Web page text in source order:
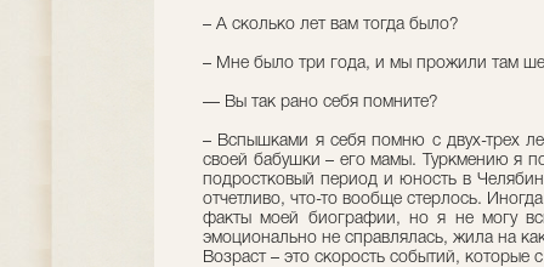
– А сколько лет вам тогда было?
– Мне было три года, и мы прожили там
–– Вы так рано себя помните?
– Вспышками я себя помню с двух-трех
своей бабушки – его мамы. Туркмению я
подростковый период и юность в
отчетливо, что-то вообще стерлось.
факты моей биографии, но я не могу
эмоционально не справлялась, жила на
Возраст – это скорость событий, которые